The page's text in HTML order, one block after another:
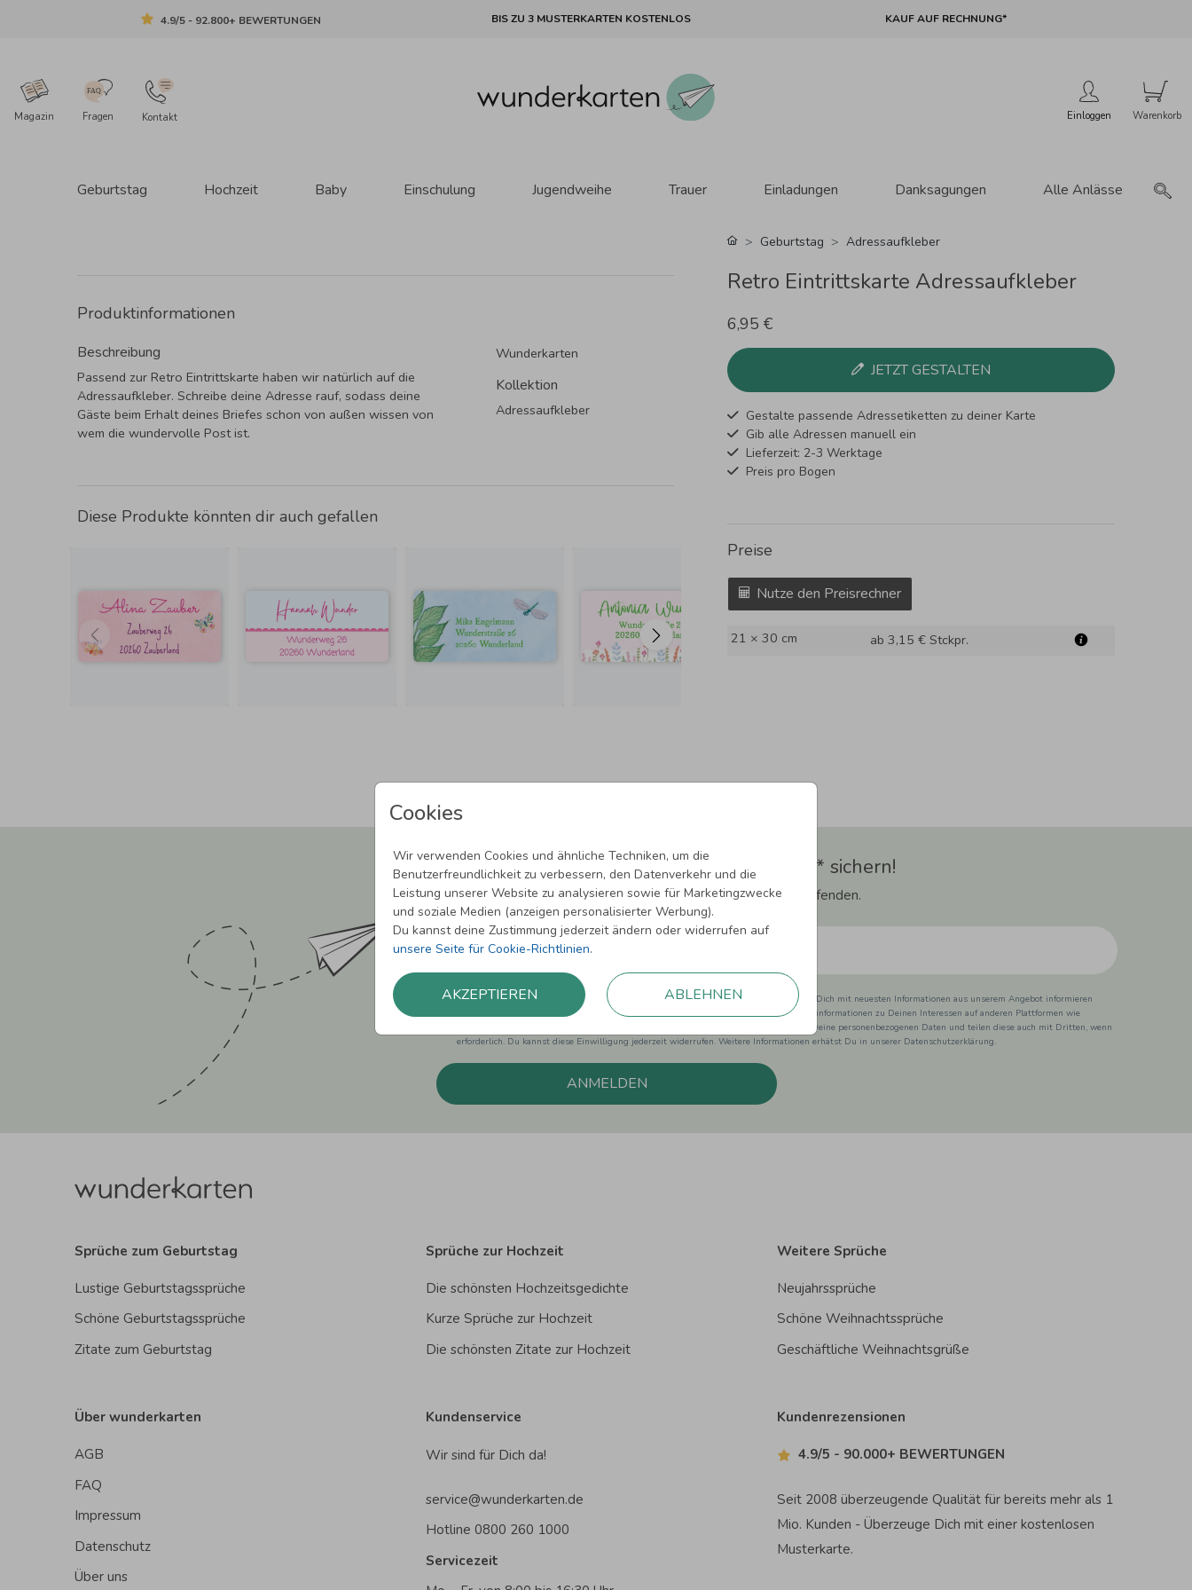
4.9/5 - 92.800+ BEWERTUNGEN BIS ZU 3 MUSTERKARTEN KOSTENLOS KAUF AUF RECHNUNG*
Magazin Fragen Kontakt Einloggen
Geburtstag Hochzeit Baby Einschulung Jugendweihe Trauer Einladungen Danksagungen Alle Anlässe
Cookies
Wir verwenden Cookies und ähnliche Techniken, um die
Benutzerfreundlichkeit zu verbessern, den Datenverkehr und die
Leistung unserer Website zu analysieren sowie für Marketingzwecke
und soziale Medien (anzeigen personalisierter Werbung).
Du kannst deine Zustimmung jederzeit ändern oder widerrufen auf
unsere Seite für Cookie-Richtlinien.
AKZEPTIEREN ABLEHNEN
Produktinformationen
Beschreibung
Passend zur Retro Eintrittskarte haben wir natürlich auf die
Adressaufkleber. Schreibe deine Adresse rauf, sodass deine
Gäste beim Erhalt deines Briefes schon von außen wissen von
wem die wundervolle Post ist.
Wunderkarten
Kollektion
Adressaufkleber
Diese Produkte könnten dir auch gefallen
Geburtstag Adressaufkleber
Retro Eintrittskarte Adressaufkleber
6,95 €
JETZT GESTALTEN
Gestalte passende Adressetiketten zu deiner Karte
Gib alle Adressen manuell ein
Lieferzeit: 2-3 Werktage
Preis pro Bogen
Preise
Nutze den Preisrechner
21 × 30 cm ab 3,15 € Stckpr.
Newsletter abonnieren und 5,00 € Rabatt** sichern!
Melde Dich zu unserem Newsletter an und bleibe auf dem Laufenden.
Einwilligung zur Datennutzung für Marketingzwecke: Hiermit willigst Du ein, dass wir Dich mit neuesten Informationen aus unserem Angebot informieren
können. Dies umfasst den Versand unseres Newsletters. Zudem können wir Dir Produktinformationen zu Deinen Interessen auf anderen Plattformen wie
Facebook und Google anzeigen. Um Dir diesen Service anbieten zu können, nutzen wir Deine personenbezogenen Daten und teilen diese auch mit Dritten, wenn
erforderlich. Du kannst diese Einwilligung jederzeit widerrufen. Weitere Informationen erhätst Du in unserer Datenschutzerklärung.
ANMELDEN
Sprüche zum Geburtstag
Lustige Geburtstagssprüche
Schöne Geburtstagssprüche
Zitate zum Geburtstag
Sprüche zur Hochzeit
Die schönsten Hochzeitsgedichte
Kurze Sprüche zur Hochzeit
Die schönsten Zitate zur Hochzeit
Weitere Sprüche
Neujahrssprüche
Schöne Weihnachtssprüche
Geschäftliche Weihnachtsgrüße
Über wunderkarten
AGB
FAQ
Impressum
Datenschutz
Über uns
Kundenservice
Wir sind für Dich da!
service@wunderkarten.de
Hotline 0800 260 1000
Servicezeit
Kundenrezensionen
4.9/5 - 90.000+ BEWERTUNGEN
Seit 2008 überzeugende Qualität für bereits mehr als 1
Mio. Kunden - Überzeuge Dich mit einer kostenlosen
Musterkarte.